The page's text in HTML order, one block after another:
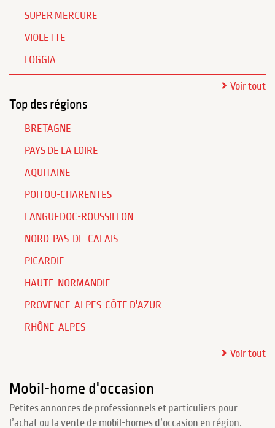
SUPER MERCURE
VIOLETTE
LOGGIA
Voir tout
Top des régions
BRETAGNE
PAYS DE LA LOIRE
AQUITAINE
POITOU-CHARENTES
LANGUEDOC-ROUSSILLON
NORD-PAS-DE-CALAIS
PICARDIE
HAUTE-NORMANDIE
PROVENCE-ALPES-CÔTE D'AZUR
RHÔNE-ALPES
Voir tout
Mobil-home d'occasion
Petites annonces de professionnels et particuliers pour
l’achat ou la vente de mobil-homes d’occasion en région.